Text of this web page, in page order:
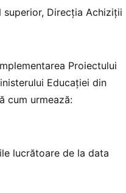
Direcția Achiziții
Proiectului
Educației din
cum urmează:
lucrătoare de la data